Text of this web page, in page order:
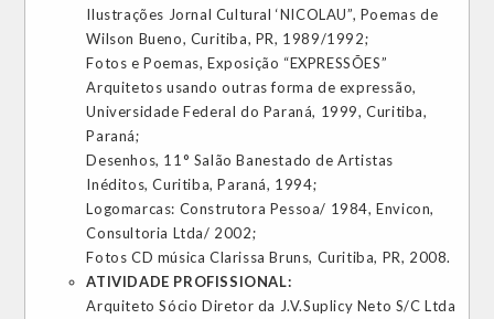
Ilustrações Jornal Cultural ‘NICOLAU”, Poemas de
Wilson Bueno, Curitiba, PR, 1989/1992;
Fotos e Poemas, Exposição “EXPRESSÕES”
Arquitetos usando outras forma de expressão,
Universidade Federal do Paraná, 1999, Curitiba,
Paraná;
Desenhos, 11° Salão Banestado de Artistas
Inéditos, Curitiba, Paraná, 1994;
Logomarcas: Construtora Pessoa/ 1984, Envicon,
Consultoria Ltda/ 2002;
Fotos CD música Clarissa Bruns, Curitiba, PR, 2008.
ATIVIDADE PROFISSIONAL:
Arquiteto Sócio Diretor da J.V.Suplicy Neto S/C Ltda